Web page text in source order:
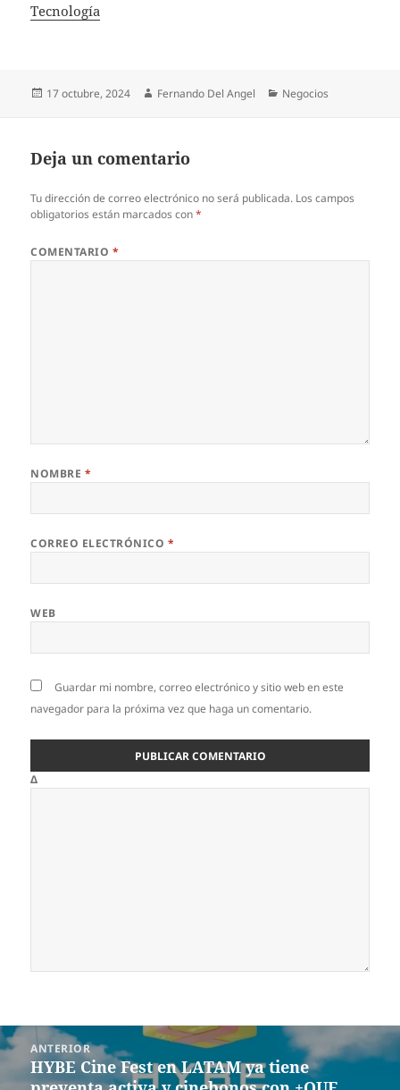
In relation to
Tecnología
Publicado
17 octubre, 2024 Autor
Fernando Del Angel Categorías
Negocios
Deja un comentario
Tu dirección de correo electrónico no será publicada. Los campos
obligatorios están marcados con*
COMENTARIO *
NOMBRE *
CORREO ELECTRÓNICO *
WEB
Guardar mi nombre, correo electrónico y sitio web en este
navegador para la próxima vez que haga un comentario.
Δ
Navegación
de
entradas
ANTERIOR
Entrada
HYBE Cine Fest en LATAM ya tiene